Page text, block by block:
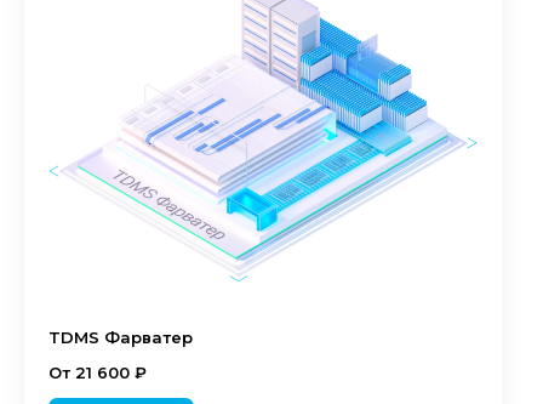
TDMS Фарватер
От 21 600 ₽